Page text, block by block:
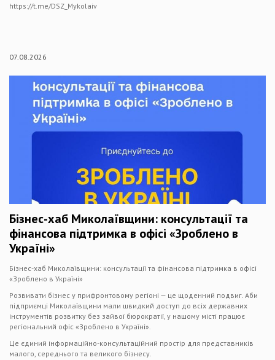
https://t.me/DSZ_Mykolaiv
07.08.2026
Бізнес-хаб Миколаївщини: консультації та
фінансова підтримка в офісі «Зроблено в
Україні»
Бізнес-хаб Миколаївщини: консультації та фінансова підтримка в офісі
«Зроблено в Україні»
Розвивати бізнес у прифронтовому регіоні — це щоденний подвиг. Аби
підприємці Миколаївщини мали швидкий доступ до всіх державних
інструментів розвитку без зайвої бюрократії, у нашому місті працює
регіональний офіс «Зроблено в Україні».
Це єдиний інформаційно-консультаційний простір для представників
малого, середнього та великого бізнесу.